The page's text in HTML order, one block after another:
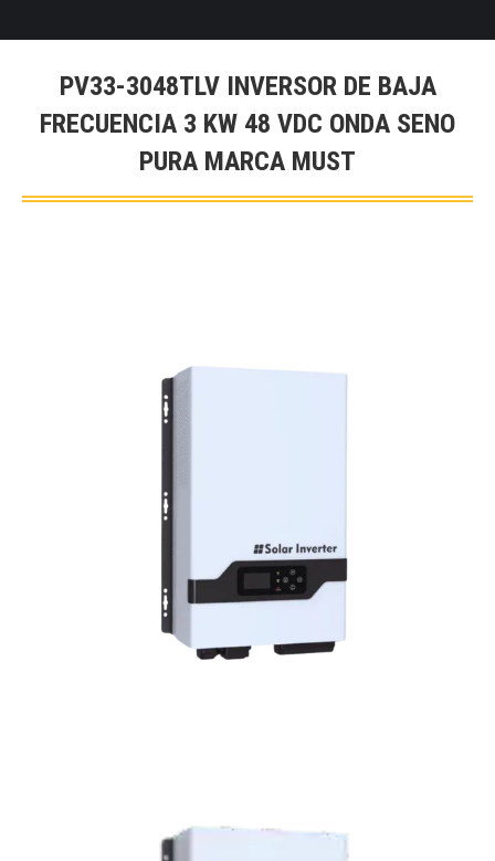
PV33-3048TLV INVERSOR DE BAJA
FRECUENCIA 3 KW 48 VDC ONDA SENO
PURA MARCA MUST